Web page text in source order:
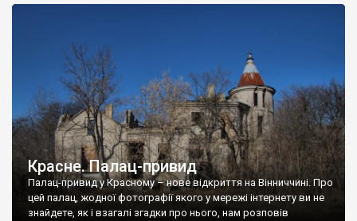
Красне. Палац-привид
Палац-привид у Красному – нове відкриття на Вінниччині. Про
цей палац, жодної фотографії якого у мережі інтернету ви не
знайдете, як і взагалі згадки про нього, нам розповів